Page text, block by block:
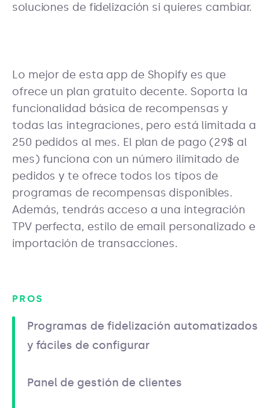
soluciones de fidelización si quieres cambiar.
Lo mejor de esta app de Shopify es que
ofrece un plan gratuito decente. Soporta la
funcionalidad básica de recompensas y
todas las integraciones, pero está limitada a
250 pedidos al mes. El plan de pago (29$ al
mes) funciona con un número ilimitado de
pedidos y te ofrece todos los tipos de
programas de recompensas disponibles.
Además, tendrás acceso a una integración
TPV perfecta, estilo de email personalizado e
importación de transacciones.
PROS
Programas de fidelización automatizados
y fáciles de configurar
Panel de gestión de clientes